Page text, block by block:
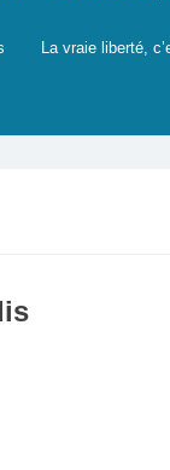
La vraie liberté,